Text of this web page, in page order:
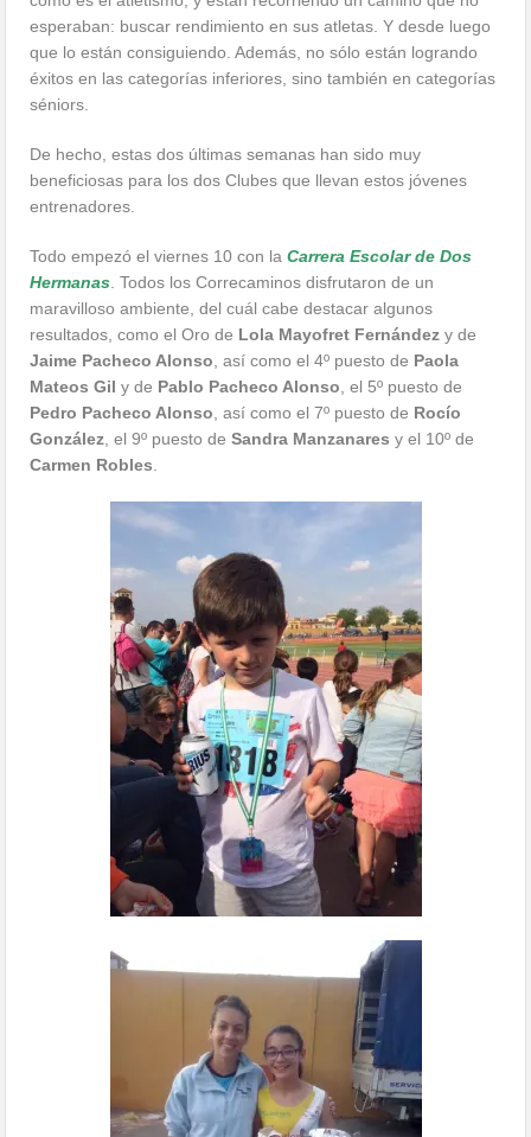
esperaban: buscar rendimiento en sus atletas. Y desde luego
que lo están consiguiendo. Además, no sólo están logrando
éxitos en las categorías inferiores, sino también en categorías
séniors.
beneficiosas para los dos Clubes que llevan estos jóvenes
entrenadores.
Hermanas. Todos los Correcaminos disfrutaron de un
maravilloso ambiente, del cuál cabe destacar algunos
resultados, como el Oro deLola Mayofret Fernández
Jaime Pacheco Alonso , así como el 4º puesto dePaola
Mateos Gily dePablo Pacheco Alonso, el 5º puesto de
Pedro Pacheco Alonso , así como el 7º puesto deRocío
González, el 9º puesto deSandra Manzanares y el 10º de
Carmen Robles.